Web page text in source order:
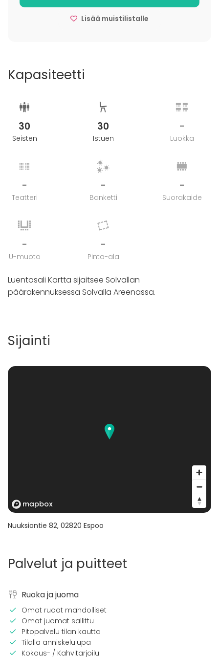
Lisää muistilistalle
Kapasiteetti
30
Seisten
30
Istuen
-
Luokka
-
Teatteri
-
Banketti
-
Suorakaide
-
U-muoto
-
Pinta-ala
Luentosali Kartta sijaitsee Solvallan
päärakennuksessa Solvalla Areenassa.
Sijainti
Nuuksiontie 82, 02820 Espoo
Palvelut ja puitteet
Ruoka ja juoma
Omat ruoat mahdolliset
Omat juomat sallittu
Pitopalvelu tilan kautta
Tilalla anniskelulupa
Kokous- / Kahvitarjoilu